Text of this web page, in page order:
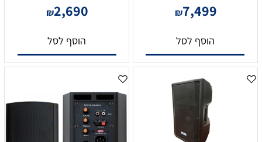
₪7,499
הוסף לסל
₪2,690
הוסף לסל